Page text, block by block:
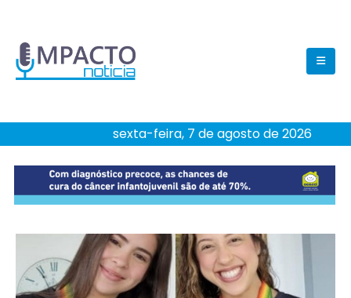
sexta-feira, 7 de agosto de 2026